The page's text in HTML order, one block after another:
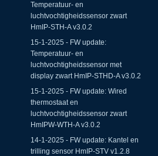
Temperatuur- en
luchtvochtigheidssensor zwart
HmIP-STH-A v3.0.2
15-1-2025 - FW update:
Temperatuur- en
luchtvochtigheidssensor met
display zwart HmIP-STHD-A v3.0.2
15-1-2025 - FW update: Wired
thermostaat en
luchtvochtigheidssensor zwart
HmIPW-WTH-A v3.0.2
14-1-2025 - FW update: Kantel en
trilling sensor HmIP-STV v1.2.8